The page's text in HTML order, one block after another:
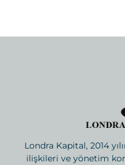
Londra Kapital, 2014
ilişkileri ve yönetim